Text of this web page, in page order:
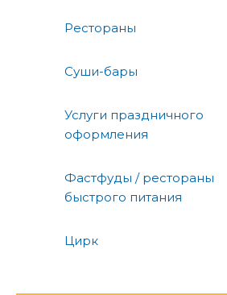
Рестораны
Суши-бары
Услуги праздничного
оформления
Фастфуды / рестораны
быстрого питания
Цирк